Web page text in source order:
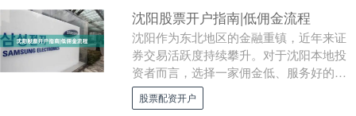
沈阳股票开户指南|低佣金流程
沈阳作为东北地区的金融重镇，近年来证
券交易活跃度持续攀升。对于沈阳本地投
资者而言，选择一家佣金低、服务好的券
商进行开户，是降低交易成本、提升投资
收益的关键一步。....
股票配资开户